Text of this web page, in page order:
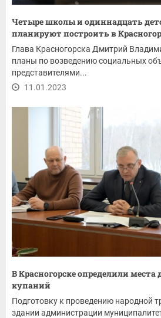
Четыре школы и одиннадцать
планируют построить в
Глава Красногорска Дмитрий
планы по возведению социальных
представителями...
11.01.2023
В Красногорске определили
купаний
Подготовку к проведению народной
здании администрации